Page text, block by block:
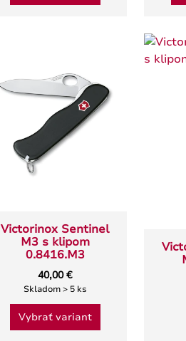
Classic SD Precious
Iconic Red
Victorinox Sentinel
M3 s klipom
0.8416.M3
40,00 €
Skladom > 5 ks
Vybrať variant